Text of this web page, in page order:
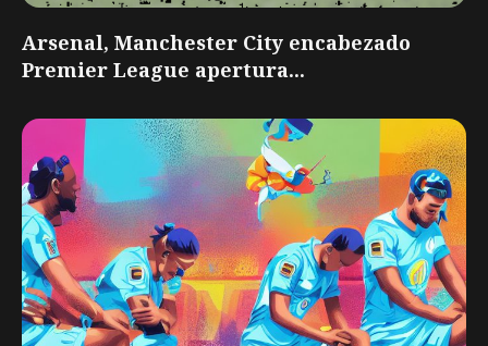
Arsenal, Manchester City encabezado
Premier League apertura...